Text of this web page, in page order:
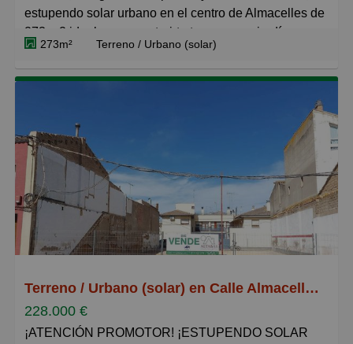
estupendo solar urbano en el centro de Almacelles de
273 m2 ideal para construirte tu casa con jardín.
¿Porque vivir en un piso pudiendo hacerte en este
magnífico solar tu casa?
¡ Tu inmobiliaria de confianza!
273m² Terreno / Urbano (solar)
Terreno / Urbano (solar) en Calle Almacellas 27, Binéfar
228.000 €
¡ATENCIÓN PROMOTOR! ¡ESTUPENDO SOLAR